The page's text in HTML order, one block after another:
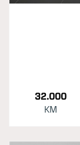
32.000
KM